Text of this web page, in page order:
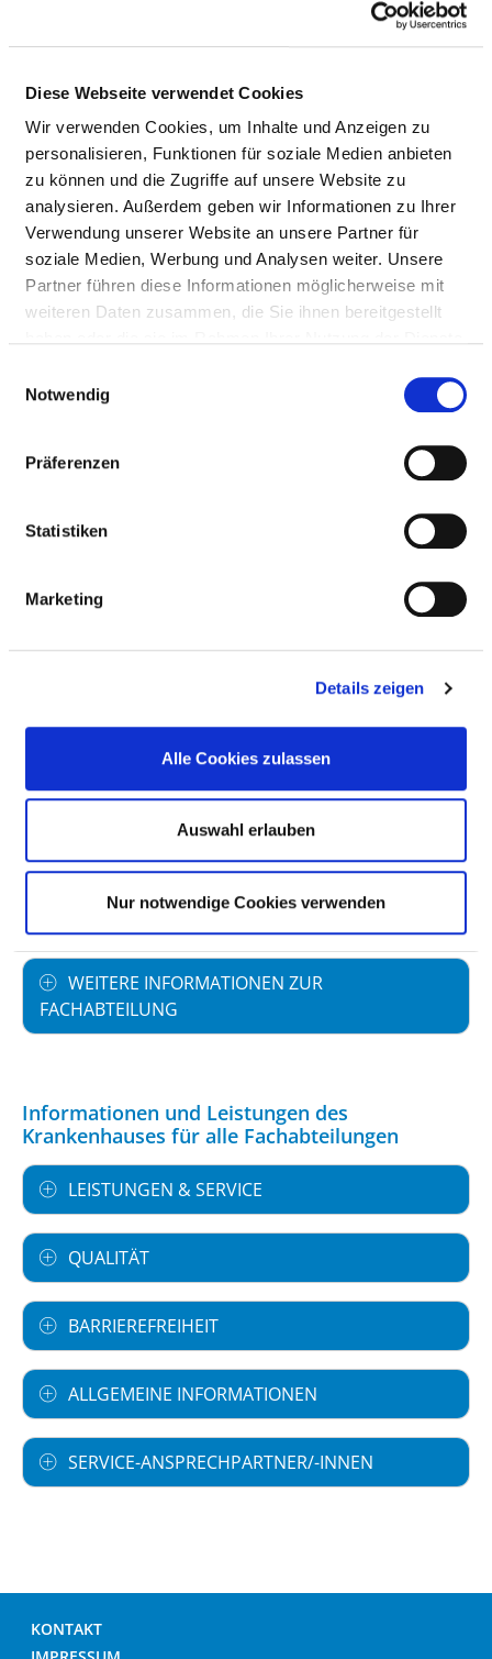
Diese Webseite verwendet Cookies
Wir verwenden Cookies, um Inhalte und Anzeigen zu
personalisieren, Funktionen für soziale Medien anbieten
zu können und die Zugriffe auf unsere Website zu
analysieren. Außerdem geben wir Informationen zu Ihrer
Verwendung unserer Website an unsere Partner für
soziale Medien, Werbung und Analysen weiter. Unsere
Partner führen diese Informationen möglicherweise mit
weiteren Daten zusammen, die Sie ihnen bereitgestellt
Notwendig
Präferenzen
Statistiken
Marketing
Details zeigen
Alle Cookies zulassen
Auswahl erlauben
Nur notwendige Cookies verwenden
Mail:ed.apilk@hcahcia-erenni
Mit Notfallambulanz
Anfahrt
Ärztliche Leitung
PD Dr. med. Heiko Methe (Chefarzt - Facharzt für
Innere Medizin, Kardiologie und Internistische
Dr. med. Anastasios Moissidis (Chefarzt - Facharzt für
Innere Medizin und Allgemeinmedizin, Facharzt für
Fachabteilung
FALLZAHLEN
PERSONELLE AUSSTATTUNG
FACHEXPERTISE UND WEITERBILDUNG
FALLZAHLEN
WEITERE INFORMATIONEN ZUR
FACHABTEILUNG
Informationen und Leistungen des
Krankenhauses für alle Fachabteilungen
LEISTUNGEN & SERVICE
QUALITÄT
BARRIEREFREIHEIT
ALLGEMEINE INFORMATIONEN
SERVICE-ANSPRECHPARTNER/-INNEN
KONTAKT